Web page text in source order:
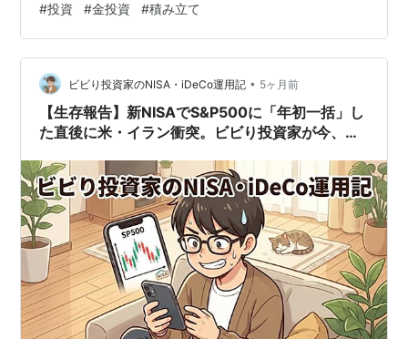
油が暴騰しておりましたが、停戦合意後は急落しまし
た。その影響で代わりの石炭メーカーの株価が落ち着い
てきましたがこの後の動きは続くかは注視していかなけ
ればいけませんね。 今は企業の決算情報が出てそちらの
方が影響が大きいように見られます。個人的には欲しい
企業は…
#投資 #金投資 #積み立て
ビビり投資家のNISA・iDeCo運用記 • 5ヶ月前
【生存報告】新NISAでS&P500に「年初一括」し
た直後に米・イラン衝突。ビビり投資家が今、必